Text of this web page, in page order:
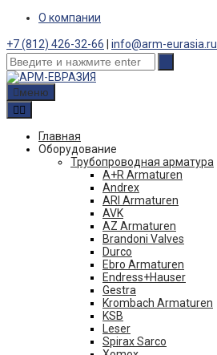
Skip
content
О компании
+7 (812) 426-32-66 info@arm-eurasia.ru
меню
Главная
Оборудование
Трубопроводная арматура
A+R Armaturen
Andrex
ARI Armaturen
AVK
AZ Armaturen
Brandoni Valves
Durco
Ebro Armaturen
Endress+Hauser
Gestra
Krombach Armaturen
KSB
Leser
Spirax Sarco